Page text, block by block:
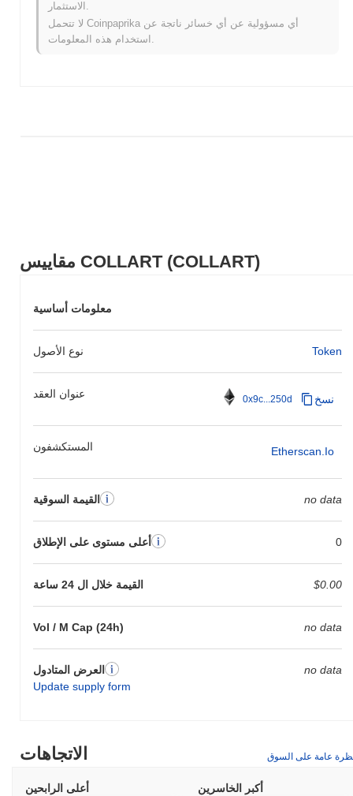
مقاييس COLLART (COLLART)
معلومات أساسية
نوع الأصول Token
عنوان العقد 0x9c...250d نسخ
المستكشفون Etherscan.io
القيمة السوقية no data
أعلى مستوى على الإطلاق 0
القيمة خلال ال 24 ساعة $0.00
Vol / M Cap (24h) no data
العرض المتادول
Update supply form
no data
العملات المشفرة بشكل عام الذي سجل مكاسب0.57%
. يشير هذا
لا تتحمل Coinpaprika أي مسؤولية عن أي خسائر ناتجة عن
الاتجاهات عامة على السوق
أعلى الرابحين أكبر الخاسرين